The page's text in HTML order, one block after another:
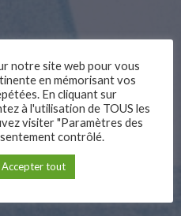
Follow Us
notre site web pour vous
en mémorisant vos
En cliquant sur
à l'utilisation de TOUS les
visiter "Paramètres des
contrôlé.
Accepter tout